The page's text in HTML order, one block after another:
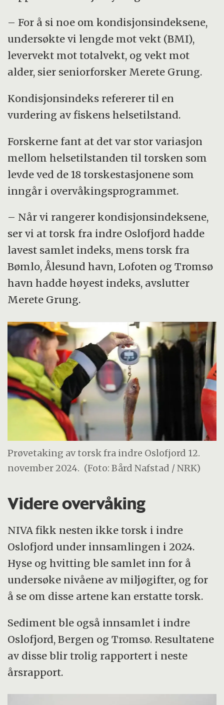
– For å si noe om kondisjonsindeksene,
undersøkte vi lengde mot vekt (BMI),
levervekt mot totalvekt, og vekt mot
alder, sier seniorforsker Merete Grung.
Kondisjonsindeks refererer til en
vurdering av fiskens helsetilstand.
Forskerne fant at det var stor variasjon
mellom helsetilstanden til torsken som
levde ved de 18 torskestasjonene som
inngår i overvåkingsprogrammet.
– Når vi rangerer kondisjonsindeksene,
ser vi at torsk fra indre Oslofjord hadde
lavest samlet indeks, mens torsk fra
Bømlo, Ålesund havn, Lofoten og Tromsø
havn hadde høyest indeks, avslutter
Merete Grung.
Prøvetaking av torsk fra indre Oslofjord 12.
november 2024. (Foto: Bård Nafstad / NRK)
Videre overvåking
NIVA fikk nesten ikke torsk i indre
Oslofjord under innsamlingen i 2024.
Hyse og hvitting ble samlet inn for å
undersøke nivåene av miljøgifter, og for
å se om disse artene kan erstatte torsk.
Sediment ble også innsamlet i indre
Oslofjord, Bergen og Tromsø. Resultatene
av disse blir trolig rapportert i neste
årsrapport.